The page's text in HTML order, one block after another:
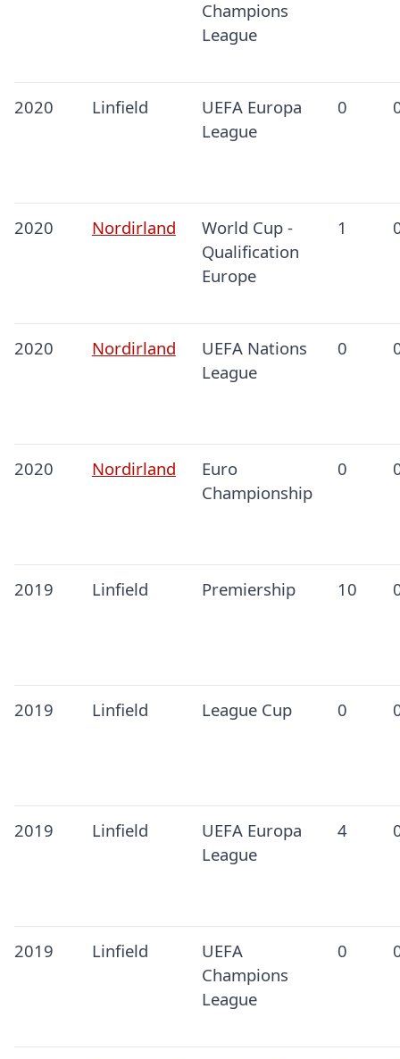
Champions
League
2020 Linfield
UEFA Europa
League
0
2020 Nordirland
World Cup -
Qualification
Europe
1
2020 Nordirland
UEFA Nations
League
0
2020 Nordirland
Euro
Championship
0
2019 Linfield Premiership 10
2019 Linfield League Cup 0
2019 Linfield
UEFA Europa
League
4
2019 Linfield
UEFA
Champions
League
0